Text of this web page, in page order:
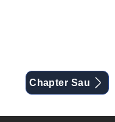
Chapter Sau